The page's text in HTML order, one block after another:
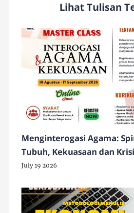
Lihat Tulisan
Menginterogasi Agama:
Tubuh, Kekuasaan dan
July 19 2026